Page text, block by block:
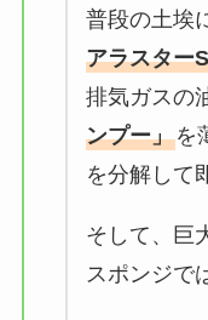
普段の土埃
アラスター
排気ガスの
ンプー」を
を分解して
そして、巨
スポンジで